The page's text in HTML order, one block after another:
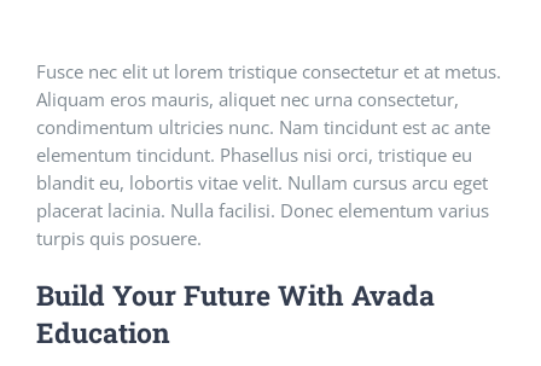
Fusce nec elit ut lorem tristique consectetur et at metus.
Aliquam eros mauris, aliquet nec urna consectetur,
condimentum ultricies nunc. Nam tincidunt est ac ante
elementum tincidunt. Phasellus nisi orci, tristique eu
blandit eu, lobortis vitae velit. Nullam cursus arcu eget
placerat lacinia. Nulla facilisi. Donec elementum varius
turpis quis posuere.
Build Your Future With Avada
Education